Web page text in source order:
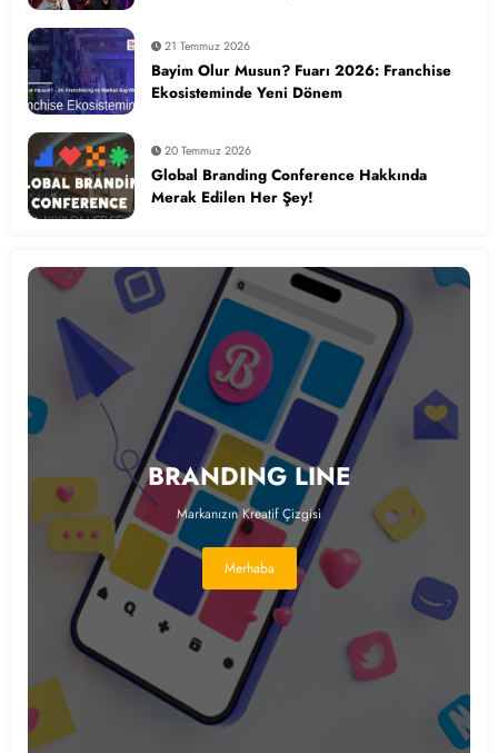
21 Temmuz 2026
Bayim Olur Musun? Fuarı 2026: Franchise
Ekosisteminde Yeni Dönem
20 Temmuz 2026
Global Branding Conference Hakkında
Merak Edilen Her Şey!
BRANDING LINE
Markanızın Kreatif Çizgisi
Merhaba